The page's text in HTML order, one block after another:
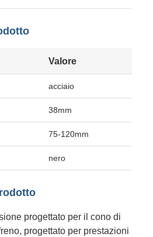
Valore
acciaio
38mm
75-120mm
nero
progettato per il cono di
progettato per prestazioni